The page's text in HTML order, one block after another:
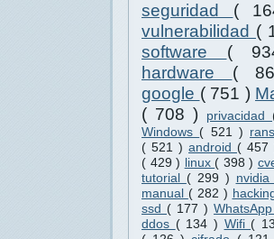
seguridad (
vulnerabilidad (
software (
hardware (
google ( 751 )
( 708 )
privacidad
Windows ( 521 )
( 521 ) android ( 457
( 429 ) linux ( 398 )
tutorial ( 299 ) nvidia
manual ( 282 )
ssd ( 177 ) WhatsApp
ddos ( 134 ) Wifi (